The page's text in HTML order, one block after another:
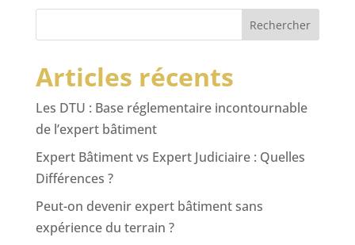
Rechercher
Articles récents
Les DTU : Base réglementaire incontournable
de l’expert bâtiment
Expert Bâtiment vs Expert Judiciaire : Quelles
Différences ?
Peut-on devenir expert bâtiment sans
expérience du terrain ?